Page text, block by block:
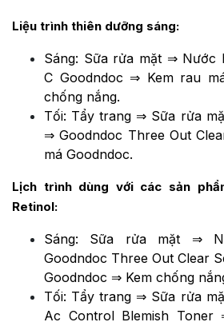
Liệu trình thiên dưỡng sáng:
Sáng: Sữa rửa mặt ⇒ Nước
C Goodndoc ⇒ Kem rau
chống nắng.
Tối: Tẩy trang ⇒ Sữa rửa
⇒ Goodndoc Three Out
má Goodndoc.
Lịch trình dùng với các sản
Retinol:
Sáng: Sữa rửa mặt ⇒
Goodndoc Three Out Clear
Goodndoc ⇒ Kem chống
Tối: Tẩy trang ⇒ Sữa rửa
Ac Control Blemish Toner